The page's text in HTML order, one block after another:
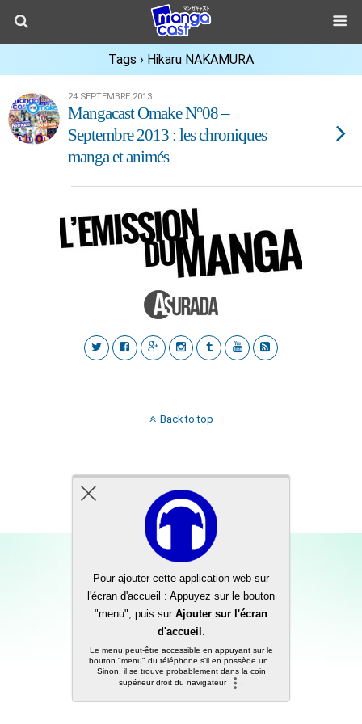
Tags › Hikaru NAKAMURA
24 SEPTEMBRE 2013
Mangacast Omake N°08 –
Septembre 2013 : les chroniques
manga et animés
Back to top